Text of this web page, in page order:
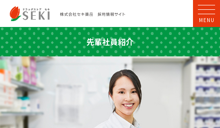
MENU
先輩社員紹介